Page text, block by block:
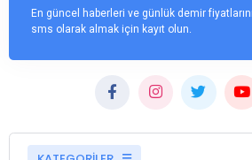
En güncel haberleri ve günlük demir
sms olarak almak için kayıt olun.